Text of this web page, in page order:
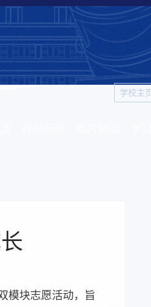
学校主
模块志愿活动，旨